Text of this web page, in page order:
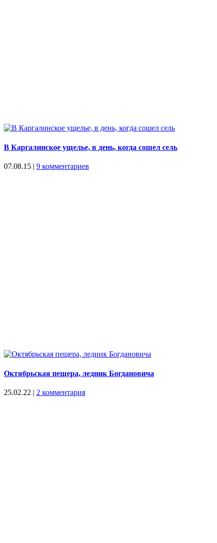
В Каргалинское ущелье, в день, когда сошел сель
07.08.15 | 9 комментариев
Октябрьская пещера, ледник Богдановича
25.02.22 | 2 комментария